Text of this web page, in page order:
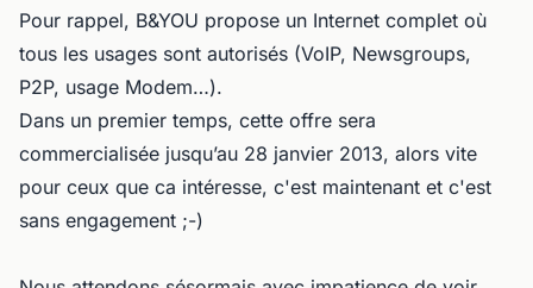
Pour rappel, B&YOU propose un Internet complet où
tous les usages sont autorisés (VoIP, Newsgroups,
P2P, usage Modem…).
Dans un premier temps, cette offre sera
commercialisée jusqu’au 28 janvier 2013, alors vite
pour ceux que ca intéresse, c'est maintenant et c'est
sans engagement ;-)